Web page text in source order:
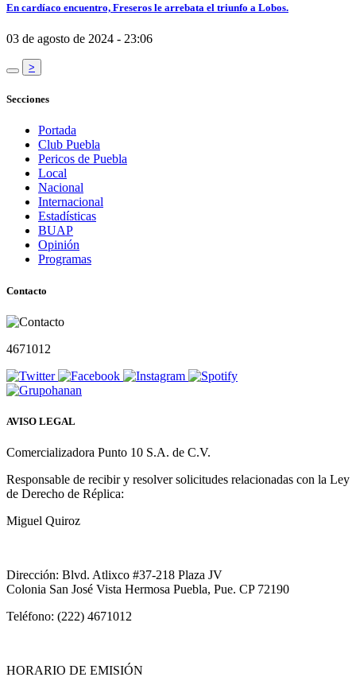
En cardíaco encuentro, Freseros le arrebata el triunfo a Lobos.
03 de agosto de 2024 - 23:06
>
Secciones
Portada
Club Puebla
Pericos de Puebla
Local
Nacional
Internacional
Estadísticas
BUAP
Opinión
Programas
Contacto
4671012
AVISO LEGAL
Comercializadora Punto 10 S.A. de C.V.
Responsable de recibir y resolver solicitudes relacionadas con la Ley
de Derecho de Réplica:
Miguel Quiroz
Dirección: Blvd. Atlixco #37-218 Plaza JV
Colonia San José Vista Hermosa Puebla, Pue. CP 72190
Teléfono: (222) 4671012
HORARIO DE EMISIÓN